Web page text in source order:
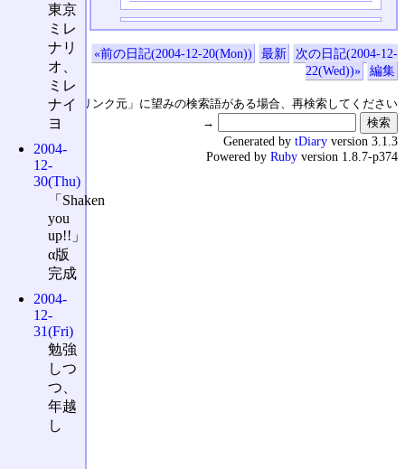
«前の日記(2004-12-20(Mon)) 最新
次の日記(2004-12-
22(Wed))»
編集
↑の「本日のリンク元」に望みの検索語がある場合、再検索してください
→
東京
ミレ
ナリ
オ、
ミレ
ナイ
ヨ
2004-
12-
30(Thu)
「Shaken
you
up!!」
α版
完成
2004-
12-
31(Fri)
勉強
しつ
つ、
年越
し
Generated by tDiary version 3.1.3
Powered by Ruby version 1.8.7-p374